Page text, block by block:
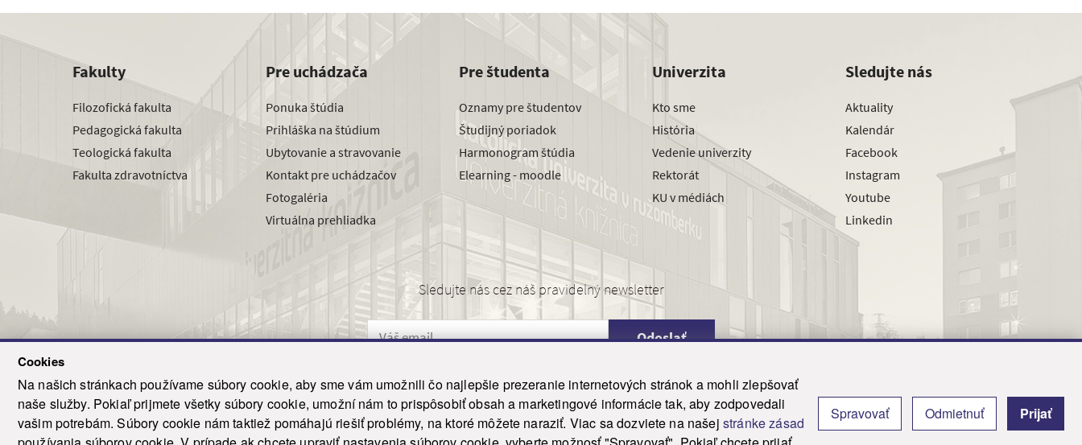
Cookies
Na našich stránkach používame súbory cookie, aby sme vám umožnili čo najlepšie prezeranie internetových stránok a mohli zlepšovať
naše služby. Pokiaľ prijmete všetky súbory cookie, umožní nám to prispôsobiť obsah a marketingové informácie tak, aby zodpovedali
vašim potrebám. Súbory cookie nám taktiež pomáhajú riešiť problémy, na ktoré môžete naraziť. Viac sa dozviete na našej stránke zásad
Spravovať Odmietnuť Prijať
Fakulty
Filozofická fakulta
Pedagogická fakulta
Teologická fakulta
Fakulta zdravotníctva
Pre uchádzača
Ponuka štúdia
Prihláška na štúdium
Ubytovanie a stravovanie
Kontakt pre uchádzačov
Fotogaléria
Virtuálna prehliadka
Pre študenta
Oznamy pre študentov
Študijný poriadok
Harmonogram štúdia
Elearning - moodle
Univerzita
Kto sme
História
Vedenie univerzity
Rektorát
KU v médiách
Sledujte nás
Aktuality
Kalendár
Facebook
Instagram
Youtube
Linkedin
Sledujte nás cez náš pravidelný newsletter
Odoslať
© 2021-2026 ku.sk. Všetky práva vyhradené. | Ochrana osobných údajov | Vyhlásenie o prístupnosti | Admin
This site is protected by reCAPTCHA and the Google Privacy Policy and Terms of Service
apply.